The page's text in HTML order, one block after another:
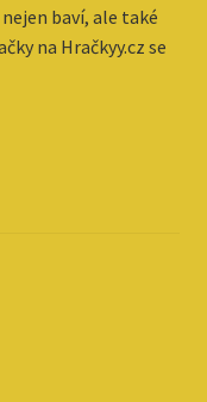
baví, ale také
na Hračkyy.cz se